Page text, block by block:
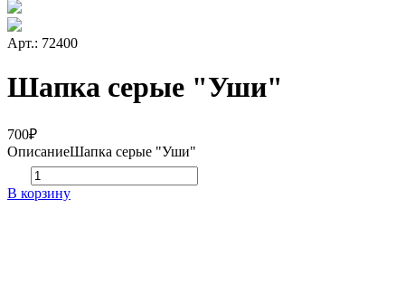
Арт.: 72400
Шапка серые "Уши"
700₽
ОписаниеШапка серые "Уши"
В корзину